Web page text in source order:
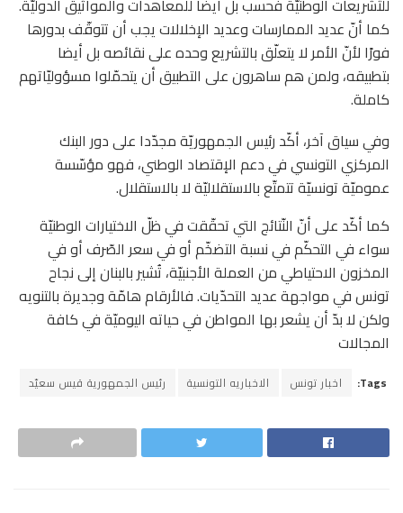
للتّشريعات الوطنيّة فحسب بل أيضا للمعاهدات والمواثيق الدوليّة.
كما أنّ عديد الممارسات وعديد الإخلالات يجب أن تتوقّف بدورها
فورًا لأنّ الأمر لا يتعلّق بالتشريع وحده على نقائصه بل أيضا
بتطبيقه، ولمن هم ساهرون على التطبيق أن يتحمّلوا مسؤوليّاتهم
كاملة.
وفي سياق آخر، أكّد رئيس الجمهوريّة مجدّدا على دور البنك
المركزي التونسي في دعم الإقتصاد الوطني، فهو مؤسّسة
عموميّة تونسيّة تتمتّع بالاستقلاليّة لا بالاستقلال.
كما أكّد على أنّ النّتائج التي تحقّقت في ظلّ الاختيارات الوطنيّة
سواء في التحكّم في نسبة التضخّم أو في سعر الصّرف أو في
المخزون الاحتياطي من العملة الأجنبيّة، تُشير بالبنان إلى نجاح
تونس في مواجهة عديد التحدّيات. فالأرقام هامّة وجديرة بالتنويه
ولكن لا بدّ أن يشعر بها المواطن في حياته اليوميّة في كافة
المجالات
Tags: اخبار تونس الاخباريه التونسية رئيس الجمهورية قيس سعيّد